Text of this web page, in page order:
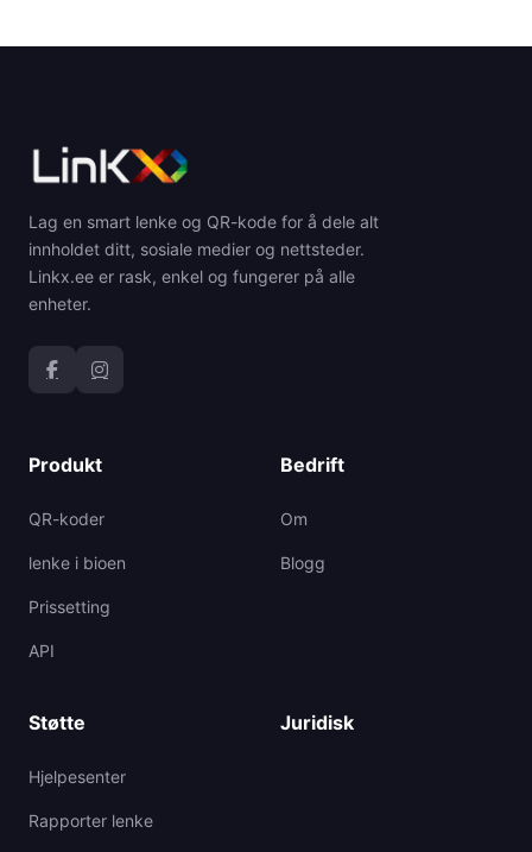
Lag en smart lenke og QR-kode for å dele alt
innholdet ditt, sosiale medier og nettsteder.
Linkx.ee er rask, enkel og fungerer på alle
enheter.
Produkt
QR-koder
lenke i bioen
Prissetting
API
Bedrift
Om
Blogg
Støtte
Hjelpesenter
Rapporter lenke
Juridisk